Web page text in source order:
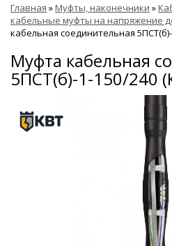
Главная »Муфты, наконечники »
кабельные муфты на напряжение
кабельная соединительная
Муфта кабельная
5ПСТ(б)-1-150/240